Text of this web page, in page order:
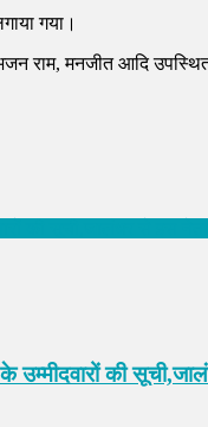
गया।
राम, मनजीत आदि
की